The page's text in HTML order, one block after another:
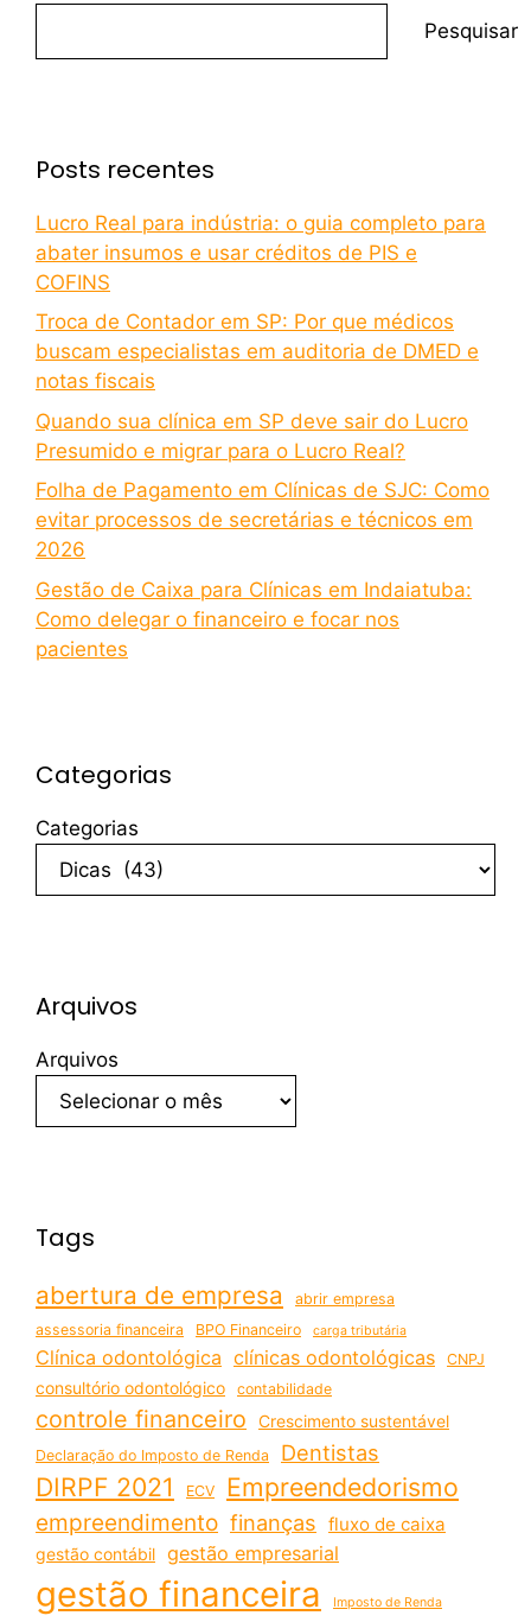
Pesquisar
Posts recentes
Lucro Real para indústria: o guia completo para
abater insumos e usar créditos de PIS e
COFINS
Troca de Contador em SP: Por que médicos
buscam especialistas em auditoria de DMED e
notas fiscais
Quando sua clínica em SP deve sair do Lucro
Presumido e migrar para o Lucro Real?
Folha de Pagamento em Clínicas de SJC: Como
evitar processos de secretárias e técnicos em
2026
Gestão de Caixa para Clínicas em Indaiatuba:
Como delegar o financeiro e focar nos
pacientes
Categorias
Categorias
Arquivos
Arquivos
Tags
abertura de empresa
abrir empresa
assessoria financeira
BPO Financeiro carga tributária
Clínica odontológica clínicas odontológicas CNPJ
consultório odontológico contabilidade
controle financeiro Crescimento sustentável
Declaração do Imposto de Renda Dentistas
DIRPF 2021 ECV Empreendedorismo
empreendimento finanças fluxo de caixa
gestão contábil gestão empresarial
gestão financeira Imposto de Renda